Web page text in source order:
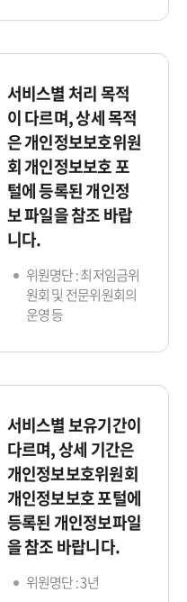
서비스별 처리 목적
이 다르며, 상세 목적
은 개인정보보호위원
회 개인정보보호 포
털에 등록된 개인정
보 파일을 참조 바랍
니다.
위원명단 : 최저임금위
원회 및 전문위원회의
운영 등
서비스별 보유기간이
다르며, 상세 기간은
개인정보보호위원회
개인정보보호 포털에
등록된 개인정보파일
을 참조 바랍니다.
위원명단 : 3년